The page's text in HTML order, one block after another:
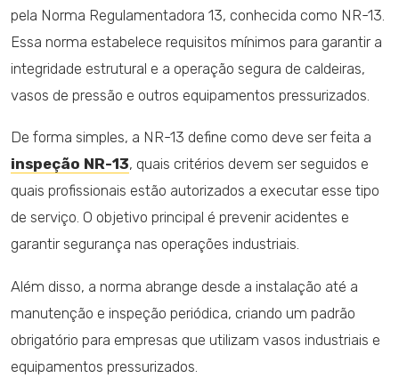
pela Norma Regulamentadora 13, conhecida como NR-13.
Essa norma estabelece requisitos mínimos para garantir a
integridade estrutural e a operação segura de caldeiras,
vasos de pressão e outros equipamentos pressurizados.
De forma simples, a NR-13 define como deve ser feita a
inspeção NR-13, quais critérios devem ser seguidos e
quais profissionais estão autorizados a executar esse tipo
de serviço. O objetivo principal é prevenir acidentes e
garantir segurança nas operações industriais.
Além disso, a norma abrange desde a instalação até a
manutenção e inspeção periódica, criando um padrão
obrigatório para empresas que utilizam vasos industriais e
equipamentos pressurizados.